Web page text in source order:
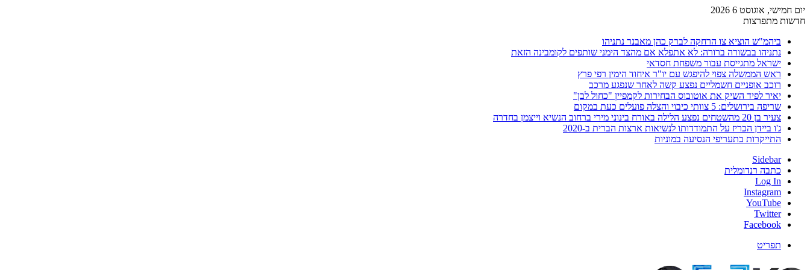
יום חמישי, אוגוסט 6 2026
חדשות מתפרצות
ביהמ"ש הוציא צו הרחקה לברק כהן מאבנר נתניהו
נתניהו בבשורה ברורה: לא אתפלא אם מהצד הימני שותפים לקומבינה הזאת
ישראל מתגייסת עבור משפחת חסדאי
ראש הממשלה צפוי להיפגש עם יו"ר איחוד הימין רפי פרץ
רוכב אופניים חשמליים נפצע קשה לאחר שנפגע מרכב
יאיר לפיד השיק את אוטובוס הבחירות לקמפיין "כחול לבן"
שריפה בירושלים: 5 צוותי כיבוי והצלה פועלים כעת במקום
צעיר בן 20 מהשטחים נפצע הלילה באורח בינוני מירי ברחוב הנשיא וייצמן בחדרה
ג'ו ביידן הכריז על התמודדותו לנשיאות ארצות הברית ב-2020
התייקרות בתעריפי הנסיעה במוניות
Sidebar
כתבה רנדומלית
Log In
Instagram
YouTube
Twitter
Facebook
תפריט